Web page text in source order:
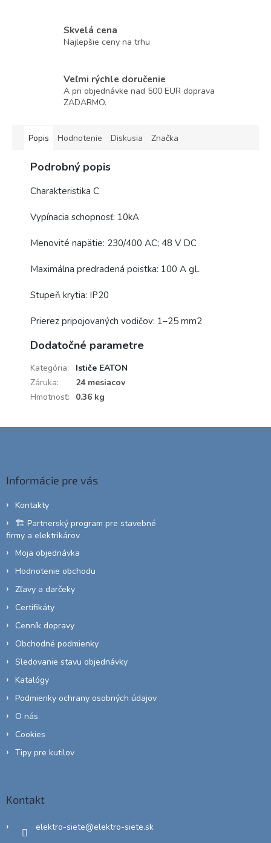
Skvelá cena
Najlepšie ceny na trhu
Veľmi rýchle doručenie
A pri objednávke nad 500 EUR doprava
ZADARMO.
Popis Hodnotenie Diskusia Značka
Podrobný popis
Charakteristika C
Vypínacia schopnosť: 10kA
Menovité napätie: 230/400 AC; 48 V DC
Maximálna predradená poistka: 100 A gL
Stupeň krytia: IP20
Prierez pripojovaných vodičov: 1–25 mm2
Dodatočné parametre
Kategória:
Ističe EATON
Záruka:
24 mesiacov
Hmotnosť: 0.36 kg
Informácie pre vás
Kontakty
🏗️ Partnerský program pre stavebné
firmy a elektrikárov
Moja objednávka
Hodnotenie obchodu
Zľavy a darčeky
Certifikáty
Cenník dopravy
Obchodné podmienky
Sledovanie stavu objednávky
Katalógy
Podmienky ochrany osobných údajov
O nás
Cookies
Tipy pre kutilov
Kontakt
elektro-siete@elektro-siete.sk